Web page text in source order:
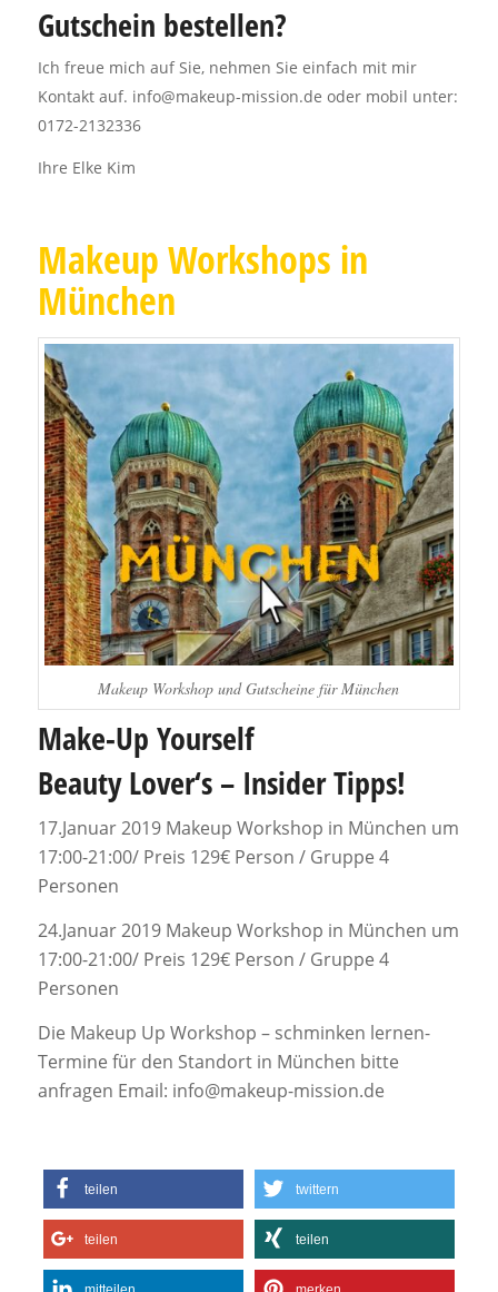
Gutschein bestellen?
Ich freue mich auf Sie, nehmen Sie einfach mit mir
Kontakt auf. info@makeup-mission.de oder mobil unter:
0172-2132336
Ihre Elke Kim
Makeup Workshops in
München
Makeup Workshop und Gutscheine für München
Make-Up Yourself
Beauty Lover‘s – Insider Tipps!
17.Januar 2019 Makeup Workshop in München um
17:00-21:00/ Preis 129€ Person / Gruppe 4
Personen
24.Januar 2019 Makeup Workshop in München um
17:00-21:00/ Preis 129€ Person / Gruppe 4
Personen
Die Makeup Up Workshop – schminken lernen-
Termine für den Standort in München bitte
anfragen Email: info@makeup-mission.de
teilen twittern
teilen teilen